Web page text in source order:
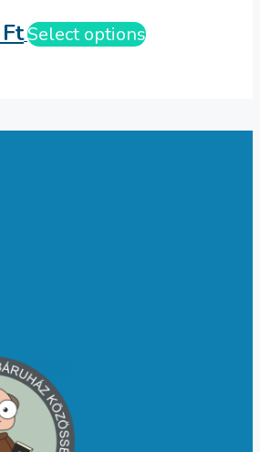
FtSelect options